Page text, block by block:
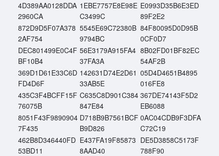
4D389AA0128DDA
2960CA
1EBE7757E8E98E
C3499C
E0993D35B6E3ED
89F2E2
872D9D5F07A378
2AF754
5545E69C72380B
9794BC
84F80095D0D95B
0CF0D7
DEC801499E0C4F
BF10B4
56E3179A915FA4
37FA3A
8B02FD01BF82EC
54AF2B
369D1D61E33C6D
FD4D6F
142631D74E2D61
33AB5E
05D4D4651B4895
016FE8
435C3F4BCFF15F
76075B
C635C8D901C384
847E84
367DE74143F5D2
EB6088
8051F43F9890904
7F435
D718B9B7561BCF
B9D826
0AC04CDB9F3DFA
C72C19
462B8D346440FD
53BD11
E437FA19F85873
8AAD40
DE5D3858C5173F
788F90